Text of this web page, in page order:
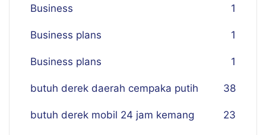
Business 1
Business plans 1
Business plans 1
butuh derek daerah cempaka putih 38
butuh derek mobil 24 jam kemang 23